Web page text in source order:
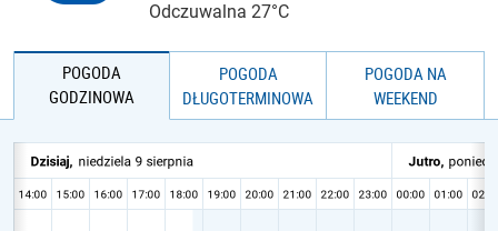
Odczuwalna 27°C
POGODA
GODZINOWA
POGODA
DŁUGOTERMINOWA
POGODA NA
WEEKEND